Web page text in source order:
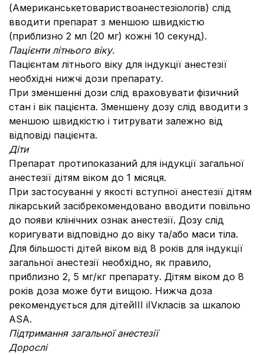
(Американськетовариствоанестезіологів) слід
вводити препарат з меншою швидкістю
(приблизно 2 мл (20 мг) кожні 10 секунд).
Пацієнти літнього віку.
Пацієнтам літнього віку для індукції анестезії
необхідні нижчі дози препарату.
При зменшенні дози слід враховувати фізичний
стан і вік пацієнта. Зменшену дозу слід вводити з
меншою швидкістю і титрувати залежно від
відповіді пацієнта.
Діти
Препарат протипоказаний для індукції загальної
анестезії дітям віком до 1 місяця.
При застосуванні у якості вступної анестезії дітям
лікарський засібрекомендовано вводити повільно
до появи клінічних ознак анестезії. Дозу слід
коригувати відповідно до віку та/або маси тіла.
Для більшості дітей віком від 8 років для індукції
загальної анестезії необхідно, як правило,
приблизно 2, 5 мг/кг препарату. Дітям віком до 8
років доза може бути вищою. Нижча доза
рекомендується для дітейIII іIVкласів за шкалою
ASA.
Підтримання загальної анестезії
Дорослі